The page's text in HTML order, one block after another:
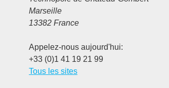
Marseille
13382 France
Appelez-nous aujourd'hui:
+33 (0)1 41 19 21 99
Tous les sites